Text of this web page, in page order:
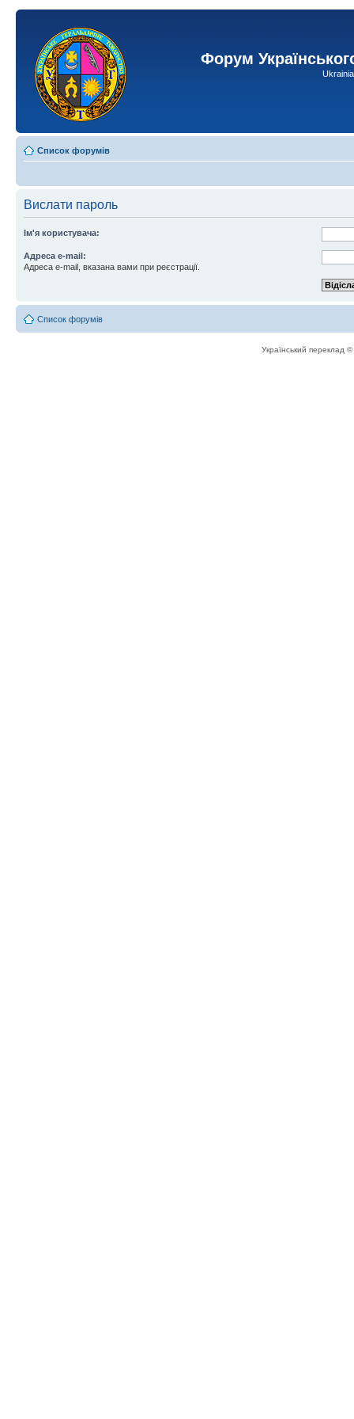
Форум
Список форумів
Вислати пароль
Ім'я користувача:
Адреса e-mail:
Адреса e-mail, вказана вами при реєстрації.
Список форумів
Український переклад